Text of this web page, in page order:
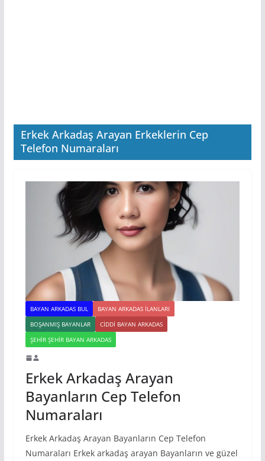
Erkek Arkadaş Arayan Erkeklerin Cep
Telefon Numaraları
BAYAN ARKADAS BUL
BAYAN ARKADAS ILANLARI
BOŞANMIŞ BAYANLAR
CIDDI BAYAN ARKADAS
ŞEHIR ŞEHIR BAYAN ARKADAS
Erkek Arkadaş Arayan
Bayanların Cep Telefon
Numaraları
Erkek Arkadaş Arayan Bayanların Cep Telefon
Numaraları Erkek arkadaş arayan Bayanların ve güzel